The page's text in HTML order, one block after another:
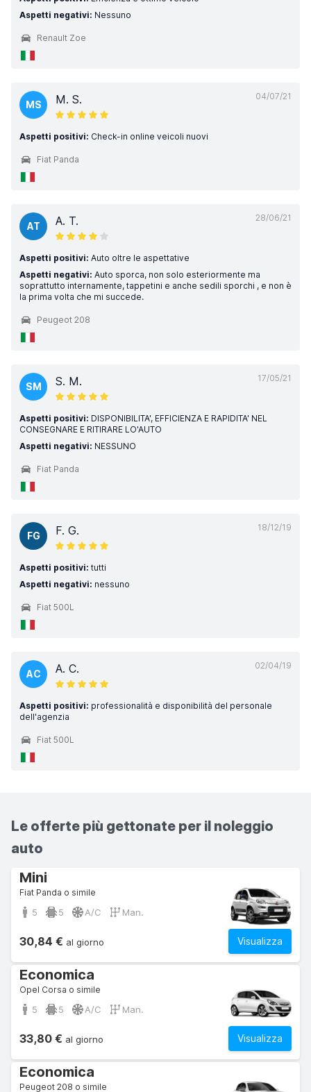
Aspetti negativi: Nessuno
Renault Zoe
04/07/21
MS M. S.
Aspetti positivi: Check-in online veicoli nuovi
Fiat Panda
28/06/21
AT A. T.
Aspetti positivi: Auto oltre le aspettative
Aspetti negativi: Auto sporca, non solo esteriormente ma
soprattutto internamente, tappetini e anche sedili sporchi , e non è
la prima volta che mi succede.
Peugeot 208
17/05/21
SM S. M.
Aspetti positivi: DISPONIBILITA', EFFICIENZA E RAPIDITA' NEL
CONSEGNARE E RITIRARE LO'AUTO
Aspetti negativi: NESSUNO
Fiat Panda
18/12/19
FG F. G.
Aspetti positivi: tutti
Aspetti negativi: nessuno
Fiat 500L
02/04/19
AC A. C.
Aspetti positivi: professionalità e disponibilità del personale
dell'agenzia
Fiat 500L
Le offerte più gettonate per il noleggio
auto
Mini
Fiat Panda o simile
5 5 A/C Man.
Visualizza
30,84 € al giorno
Economica
Opel Corsa o simile
5 5 A/C Man.
Visualizza
33,80 € al giorno
Economica
Peugeot 208 o simile